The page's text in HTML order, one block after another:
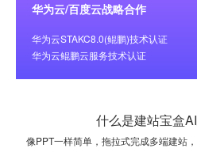
华为云/百度云战略合作
华为云STAKC8.0(鲲鹏)技术认证
华为云鲲鹏云服务技术认证
什么是建站宝盒
像PPT一样简单，拖拉式完成多端建站